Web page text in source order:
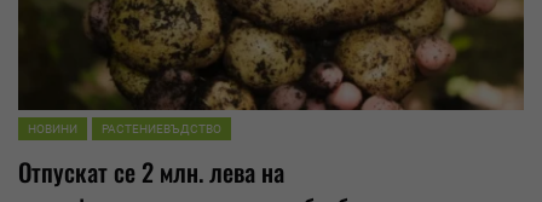
НОВИНИ РАСТЕНИЕВЪДСТВО
Отпускат се 2 млн. лева на